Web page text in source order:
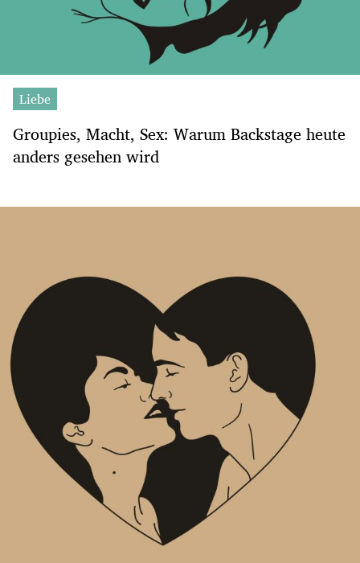
Liebe
Groupies, Macht, Sex: Warum Backstage heute
anders gesehen wird